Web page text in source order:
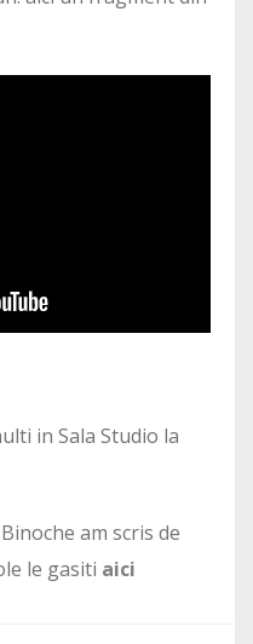
in Sala Studio la
am scris de
le gasiti aici